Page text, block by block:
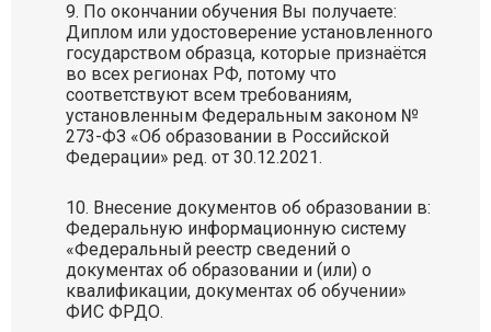
По окончании обучения Вы получаете:
Диплом или удостоверение установленного
государством образца, которые признаётся
во всех регионах РФ, потому что
соответствуют всем требованиям,
установленным Федеральным законом №
273-ФЗ «Об образовании в Российской
Федерации» ред. от 30.12.2021.
Внесение документов об образовании в:
Федеральную информационную систему
«Федеральный реестр сведений о
документах об образовании и (или) о
квалификации, документах об обучении»
ФИС ФРДО.